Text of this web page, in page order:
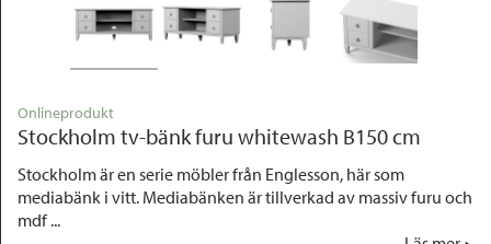
Onlineprodukt
Stockholm tv-bänk furu whitewash B150 cm
Stockholm är en serie möbler från Englesson, här som
mediabänk i vitt. Mediabänken är tillverkad av massiv furu och
mdf ...